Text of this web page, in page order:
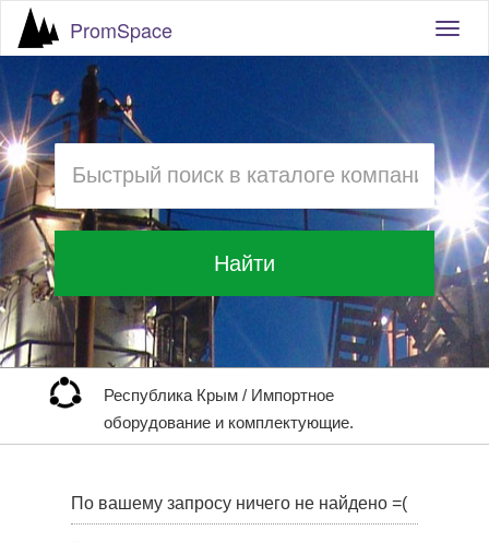
PromSpace
Найти
Республика Крым / Импортное
оборудование и комплектующие.
По вашему запросу ничего не найдено =(